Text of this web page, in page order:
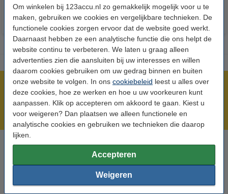
Om winkelen bij 123accu.nl zo gemakkelijk mogelijk voor u te
maken, gebruiken we cookies en vergelijkbare technieken. De
functionele cookies zorgen ervoor dat de website goed werkt.
Daarnaast hebben ze een analytische functie die ons helpt de
website continu te verbeteren. We laten u graag alleen
advertenties zien die aansluiten bij uw interesses en willen
daarom cookies gebruiken om uw gedrag binnen en buiten
onze website te volgen. In ons cookiebeleid leest u alles over
deze cookies, hoe ze werken en hoe u uw voorkeuren kunt
aanpassen. Klik op accepteren om akkoord te gaan. Kiest u
voor weigeren? Dan plaatsen we alleen functionele en
analytische cookies en gebruiken we technieken die daarop
lijken.
Accepteren
Weigeren
Meer dan 5 miljoen klanten!
Voor 23.59 uur besteld, morgen in huis!
Laagsteprijsgarantie!
Hulp nodig? Bel ons op 0294-787125
Op werkdagen van 9.00 tot 17.30 uur
Accu's